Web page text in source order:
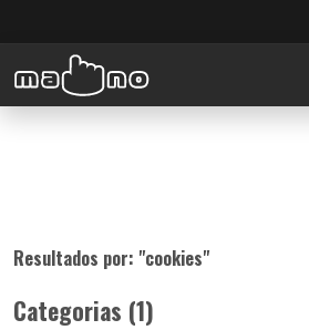
Resultados por: "cookies"
Categorias (1)